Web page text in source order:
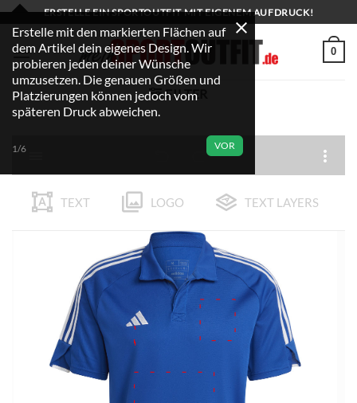
Zum
Inhalt
springen
ERSTELLE EIN SPORTOUTFIT MIT EIGENEM AUFDRUCK!
0
FILTER
TEXT LOGO TEXT LAYERS
Erstelle mit den markierten Flächen auf
dem Artikel dein eigenes Design. Wir
probieren jeden deiner Wünsche
umzusetzen. Die genauen Größen und
Platzierungen können jedoch vom
späteren Druck abweichen.
VOR
1/6